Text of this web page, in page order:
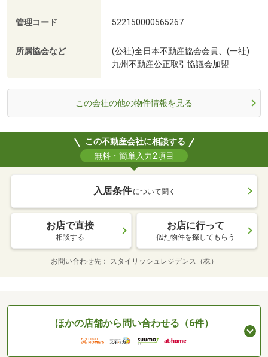
管理コード 522150000565267
所属協会など
(公社)全日本不動産協会会員、(一社)
九州不動産公正取引協議会加盟
この会社の他の物件情報を見る
この不動産会社に相談する
無料・簡単入力2項目
入居条件 について聞く
お店で直接
相談する
お店に行って
似た物件を探してもらう
お問い合わせ先 スタイリッシュレジデンス（株）
ほかの店舗から問い合わせる（6件）